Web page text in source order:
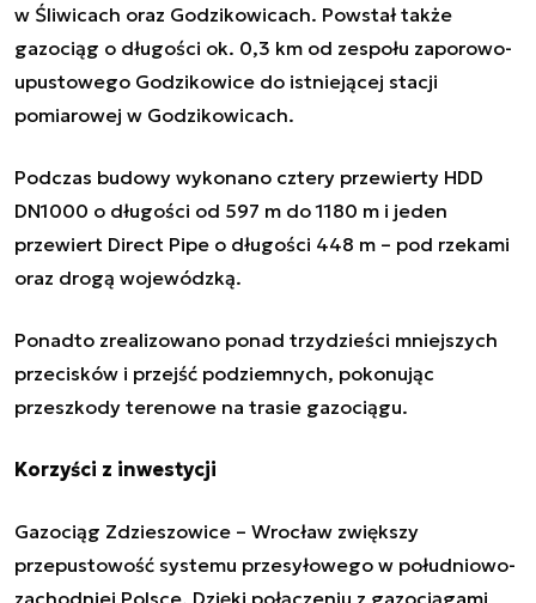
w Śliwicach oraz Godzikowicach. Powstał także
gazociąg o długości ok. 0,3 km od zespołu zaporowo-
upustowego Godzikowice do istniejącej stacji
pomiarowej w Godzikowicach.
Podczas budowy wykonano cztery przewierty HDD
DN1000 o długości od 597 m do 1180 m i jeden
przewiert Direct Pipe o długości 448 m – pod rzekami
oraz drogą wojewódzką.
Ponadto zrealizowano ponad trzydzieści mniejszych
przecisków i przejść podziemnych, pokonując
przeszkody terenowe na trasie gazociągu.
Korzyści z inwestycji
Gazociąg Zdzieszowice – Wrocław zwiększy
przepustowość systemu przesyłowego w południowo-
zachodniej Polsce. Dzięki połączeniu z gazociągami